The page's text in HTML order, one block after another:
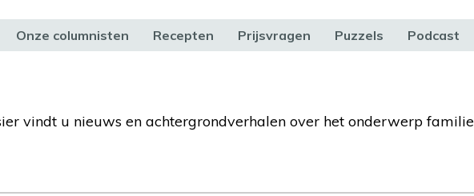
Onze columnisten Recepten Prijsvragen Puzzels Podcast
vindt u nieuws en achtergrondverhalen over het onderwerp